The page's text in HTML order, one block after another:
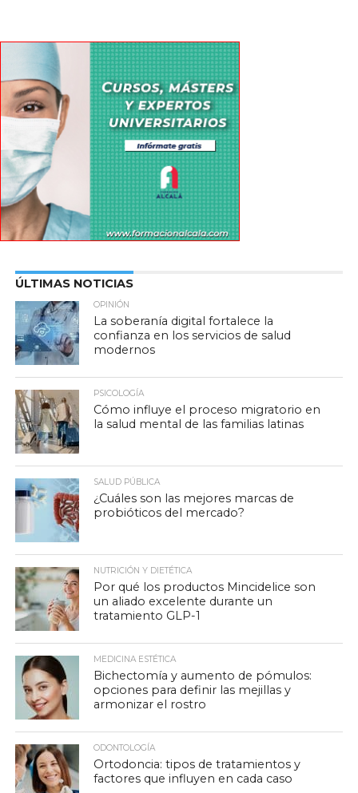
ÚLTIMAS NOTICIAS
OPINIÓN
La soberanía digital fortalece la
confianza en los servicios de salud
modernos
PSICOLOGÍA
Cómo influye el proceso migratorio en
la salud mental de las familias latinas
SALUD PÚBLICA
¿Cuáles son las mejores marcas de
probióticos del mercado?
NUTRICIÓN Y DIETÉTICA
Por qué los productos Mincidelice son
un aliado excelente durante un
tratamiento GLP-1
MEDICINA ESTÉTICA
Bichectomía y aumento de pómulos:
opciones para definir las mejillas y
armonizar el rostro
ODONTOLOGÍA
Ortodoncia: tipos de tratamientos y
factores que influyen en cada caso